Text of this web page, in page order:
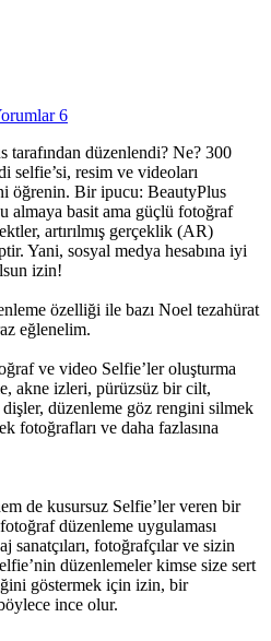
6
tarafından düzenlendi? Ne? 300
selfie’si, resim ve videoları
öğrenin. Bir ipucu: BeautyPlus
almaya basit ama güçlü fotoğraf
artırılmış gerçeklik (AR)
Yani, sosyal medya hesabına iyi
izin!
özelliği ile bazı Noel tezahürat
eğlenelim.
ve video Selfie’ler oluşturma
akne izleri, pürüzsüz bir cilt,
düzenleme göz rengini silmek
fotoğrafları ve daha fazlasına
de kusursuz Selfie’ler veren bir
düzenleme uygulaması
sanatçıları, fotoğrafçılar ve sizin
düzenlemeler kimse size sert
göstermek için izin, bir
ince olur.